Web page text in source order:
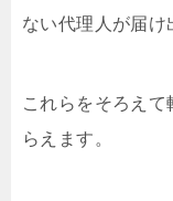
ない代理人が届け
これらをそろえ
らえます。